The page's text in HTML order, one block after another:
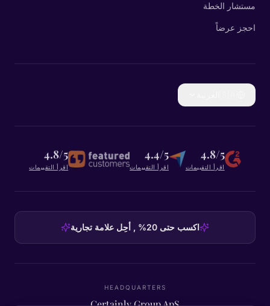
مستشار الخطة
احجز عرضاً
4.8/5
اقرأ التقييمات
4.4/5
اقرأ التقييمات
4.8/5
اقرأ التقييمات
اكسب حتى 20% , أحِل علامة تجارية
HEADQUARTERS